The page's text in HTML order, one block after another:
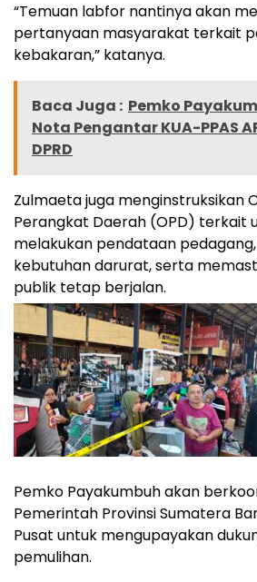
“Temuan labfor nantinya akan
pertanyaan masyarakat terkait
kebakaran,” katanya.
Baca Juga : Pemko
Nota Pengantar KUA-PPAS
DPRD
Zulmaeta juga menginstruksikan
Perangkat Daerah (OPD) terkait
melakukan pendataan
kebutuhan darurat, serta
publik tetap berjalan.
Pemko Payakumbuh akan
Pemerintah Provinsi Sumatera
Pusat untuk mengupayakan
pemulihan.